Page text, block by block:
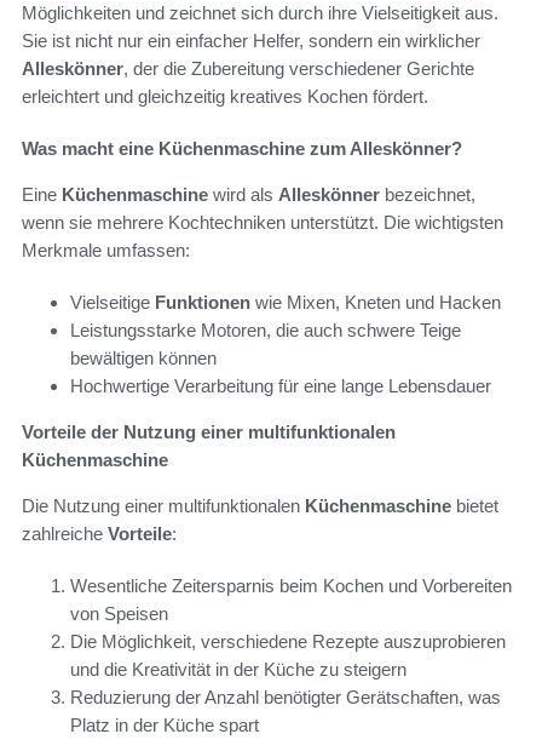
Möglichkeiten und zeichnet sich durch ihre Vielseitigkeit aus.
Sie ist nicht nur ein einfacher Helfer, sondern ein wirklicher
Alleskönner, der die Zubereitung verschiedener Gerichte
erleichtert und gleichzeitig kreatives Kochen fördert.
Was macht eine Küchenmaschine zum Alleskönner?
Eine Küchenmaschine wird als Alleskönner bezeichnet,
wenn sie mehrere Kochtechniken unterstützt. Die wichtigsten
Merkmale umfassen:
Vielseitige Funktionen wie Mixen, Kneten und Hacken
Leistungsstarke Motoren, die auch schwere Teige
bewältigen können
Hochwertige Verarbeitung für eine lange Lebensdauer
Vorteile der Nutzung einer multifunktionalen
Küchenmaschine
Die Nutzung einer multifunktionalen Küchenmaschine bietet
zahlreiche Vorteile:
Wesentliche Zeitersparnis beim Kochen und Vorbereiten
von Speisen
Die Möglichkeit, verschiedene Rezepte auszuprobieren
und die Kreativität in der Küche zu steigern
Reduzierung der Anzahl benötigter Gerätschaften, was
Platz in der Küche spart